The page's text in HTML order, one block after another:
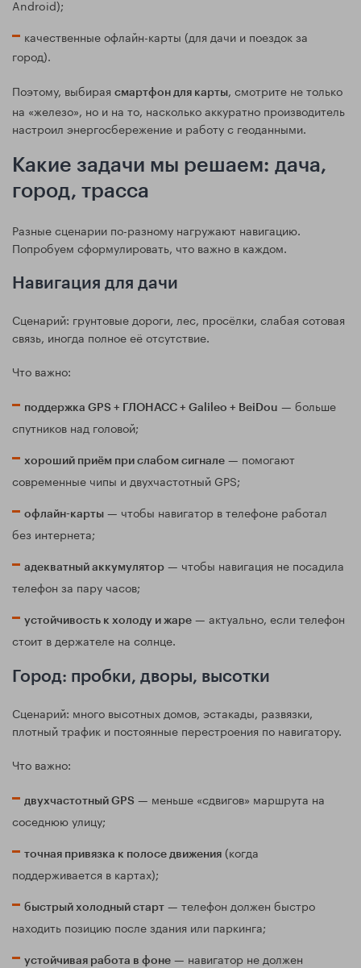
Android);
качественные офлайн-карты (для дачи и поездок за
город).
Поэтому, выбирая смартфон для карты, смотрите не только
на «железо», но и на то, насколько аккуратно производитель
настроил энергосбережение и работу с геоданными.
Какие задачи мы решаем: дача,
город, трасса
Разные сценарии по-разному нагружают навигацию.
Попробуем сформулировать, что важно в каждом.
Навигация для дачи
Сценарий: грунтовые дороги, лес, просёлки, слабая сотовая
связь, иногда полное её отсутствие.
Что важно:
поддержка GPS + ГЛОНАСС + Galileo + BeiDou — больше
спутников над головой;
хороший приём при слабом сигнале — помогают
современные чипы и двухчастотный GPS;
офлайн-карты — чтобы навигатор в телефоне работал
без интернета;
адекватный аккумулятор — чтобы навигация не посадила
телефон за пару часов;
устойчивость к холоду и жаре — актуально, если телефон
стоит в держателе на солнце.
Город: пробки, дворы, высотки
Сценарий: много высотных домов, эстакады, развязки,
плотный трафик и постоянные перестроения по навигатору.
Что важно:
двухчастотный GPS — меньше «сдвигов» маршрута на
соседнюю улицу;
точная привязка к полосе движения (когда
поддерживается в картах);
быстрый холодный старт — телефон должен быстро
находить позицию после здания или паркинга;
устойчивая работа в фоне — навигатор не должен